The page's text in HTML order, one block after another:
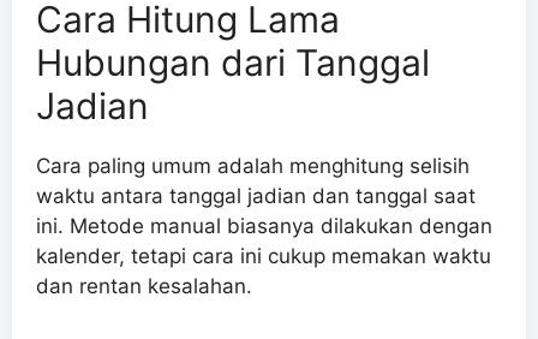
Cara Hitung Lama
Hubungan dari Tanggal
Jadian
Cara paling umum adalah menghitung selisih
waktu antara tanggal jadian dan tanggal saat
ini. Metode manual biasanya dilakukan dengan
kalender, tetapi cara ini cukup memakan waktu
dan rentan kesalahan.